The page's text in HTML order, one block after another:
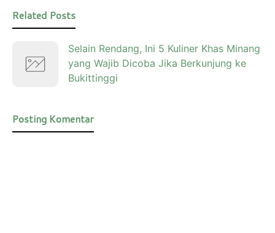
Related Posts
Selain Rendang, Ini 5 Kuliner Khas Minang
yang Wajib Dicoba Jika Berkunjung ke
Bukittinggi
Posting Komentar